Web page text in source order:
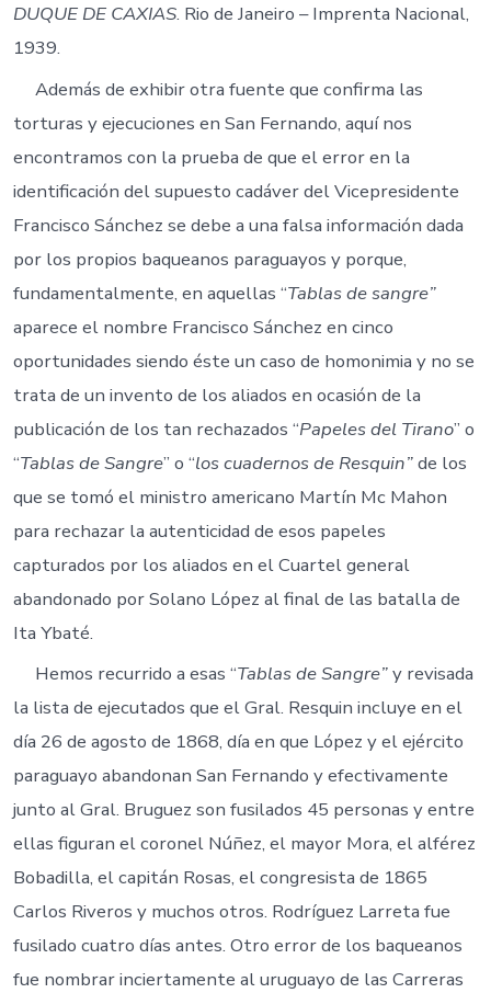
DUQUE DE CAXIAS. Rio de Janeiro – Imprenta Nacional,
1939.
Además de exhibir otra fuente que confirma las
torturas y ejecuciones en San Fernando, aquí nos
encontramos con la prueba de que el error en la
identificación del supuesto cadáver del Vicepresidente
Francisco Sánchez se debe a una falsa información dada
por los propios baqueanos paraguayos y porque,
fundamentalmente, en aquellas “Tablas de sangre”
aparece el nombre Francisco Sánchez en cinco
oportunidades siendo éste un caso de homonimia y no se
trata de un invento de los aliados en ocasión de la
publicación de los tan rechazados “Papeles del Tirano” o
“Tablas de Sangre” o “los cuadernos de Resquin”de los
que se tomó el ministro americano Martín Mc Mahon
para rechazar la autenticidad de esos papeles
capturados por los aliados en el Cuartel general
abandonado por Solano López al final de las batalla de
Ita Ybaté.
Hemos recurrido a esas “Tablas de Sangre”y revisada
la lista de ejecutados que el Gral. Resquin incluye en el
día 26 de agosto de 1868, día en que López y el ejército
paraguayo abandonan San Fernando y efectivamente
junto al Gral. Bruguez son fusilados 45 personas y entre
ellas figuran el coronel Núñez, el mayor Mora, el alférez
Bobadilla, el capitán Rosas, el congresista de 1865
Carlos Riveros y muchos otros. Rodríguez Larreta fue
fusilado cuatro días antes. Otro error de los baqueanos
fue nombrar inciertamente al uruguayo de las Carreras